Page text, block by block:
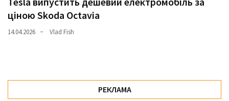
ціною Skoda Octavia
14.04.2026 Vlad Fish
РЕКЛАМА